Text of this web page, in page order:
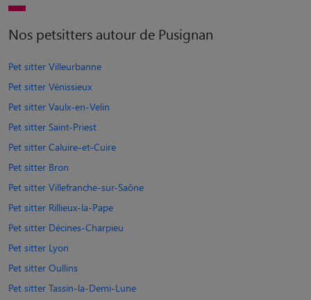
Nos petsitters autour de Pusignan
Pet sitter Villeurbanne
Pet sitter Vénissieux
Pet sitter Vaulx-en-Velin
Pet sitter Saint-Priest
Pet sitter Caluire-et-Cuire
Pet sitter Bron
Pet sitter Villefranche-sur-Saône
Pet sitter Rillieux-la-Pape
Pet sitter Décines-Charpieu
Pet sitter Lyon
Pet sitter Oullins
Pet sitter Tassin-la-Demi-Lune